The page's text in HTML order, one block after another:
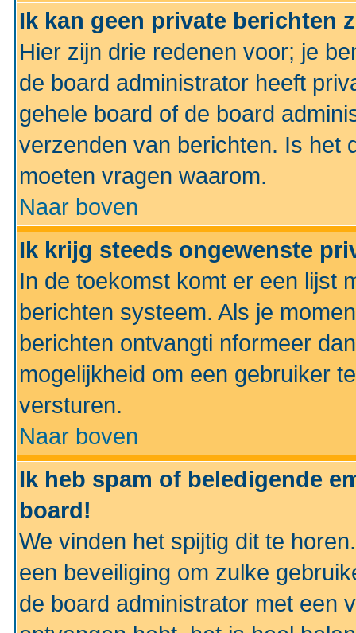
Ik kan geen private berichten
Hier zijn drie redenen voor; je
de board administrator heeft
gehele board of de board
verzenden van berichten. Is het
moeten vragen waarom.
Naar boven
Ik krijg steeds ongewenste
In de toekomst komt er een lijst
berichten systeem. Als je
berichten ontvangti nformeer
mogelijkheid om een gebruiker
versturen.
Naar boven
Ik heb spam of beledigende
board!
We vinden het spijtig dit te
een beveiliging om zulke
de board administrator met een